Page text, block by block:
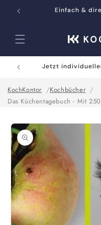
zum
Einfach &
Jetzt
KochKontor
Kochbücher
Das Küchentagebuch - Mit